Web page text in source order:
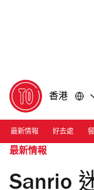
香港
最新情報 好去處
最新情報
Sanrio